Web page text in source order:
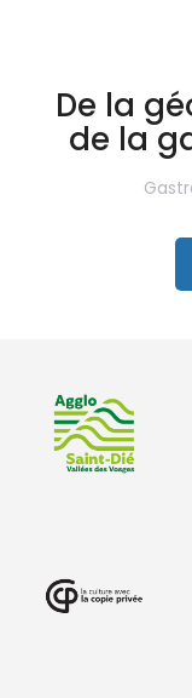
De la
de la